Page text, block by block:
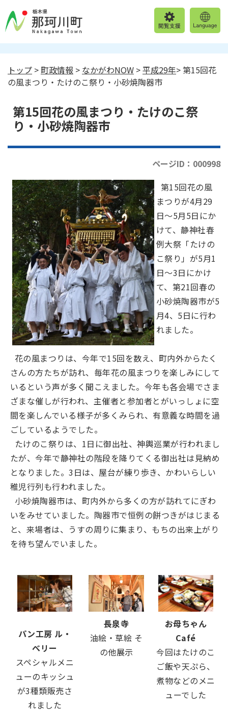
トップ > 町政情報 > なかがわNOW >平成29年> 第15回花
の風まつり・たけのこ祭り・小砂焼陶器市
第15回花の風まつり・たけのこ祭
り・小砂焼陶器市
ページID：000998
第15回花の風
まつりが4月29
日～5月5日にか
けて、静神社春
例大祭「たけの
こ祭り」が5月1
日～3日にかけ
て、第21回春の
小砂焼陶器市が5
月4、5日に行わ
れました。
花の風まつりは、今年で15回を数え、町内外からたく
さんの方たちが訪れ、毎年花の風まつりを楽しみにして
いるという声が多く聞こえました。今年も各会場でさま
ざまな催しが行われ、主催者と参加者とがいっしょに空
間を楽しんでいる様子が多くみられ、有意義な時間を過
ごしているようでした。
たけのこ祭りは、1日に御出社、神輿巡業が行われまし
たが、今年で静神社の階段を降りてくる御出社は見納め
となりました。3日は、屋台が練り歩き、かわいらしい
稚児行列も行われました。
小砂焼陶器市は、町内外から多くの方が訪れてにぎわ
いをみせていました。陶器市で恒例の餅つきがはじまる
と、来場者は、うすの周りに集まり、もちの出来上がり
を待ち望んでいました。
パン工房 ル・
べリー
スペシャルメニ
ューのキッシュ
が3種類販売さ
れました
お母ちゃん
Café
今回はたけのこ
ご飯や天ぷら、
煮物などのメニ
ューでした
長泉寺
油絵・草絵 そ
の他展示